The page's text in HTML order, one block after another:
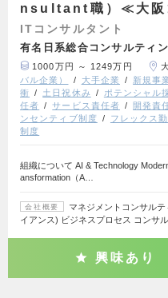
nsultant職）≪大阪
ITコンサルタント
有名日系総合コンサルティ
1000万円 ～ 1249万円
バル企業）
大手企業 新規事
衝
土日祝休み ポテンシャル
任者
サービス責任者 開発責
ンセンティブ制度
フレックス
制度
組織について AI & Technology
ansformation（A…
会社概要
マネジメントコンサル
イアンス) ビジネスプロセス コンサ
興味あり